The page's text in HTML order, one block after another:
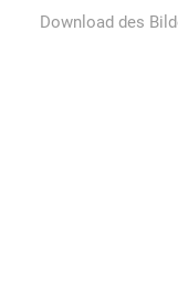
Download des